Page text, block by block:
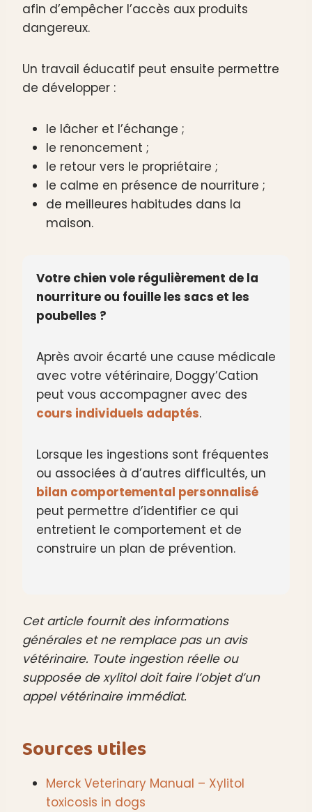
afin d’empêcher l’accès aux produits
dangereux.
Un travail éducatif peut ensuite permettre
de développer :
le lâcher et l’échange ;
le renoncement ;
le retour vers le propriétaire ;
le calme en présence de nourriture ;
de meilleures habitudes dans la
maison.
Votre chien vole régulièrement de la
nourriture ou fouille les sacs et les
poubelles ?
Après avoir écarté une cause médicale
avec votre vétérinaire, Doggy’Cation
peut vous accompagner avec des
cours individuels adaptés.
Lorsque les ingestions sont fréquentes
ou associées à d’autres difficultés, un
bilan comportemental personnalisé
peut permettre d’identifier ce qui
entretient le comportement et de
construire un plan de prévention.
Cet article fournit des informations
générales et ne remplace pas un avis
vétérinaire. Toute ingestion réelle ou
supposée de xylitol doit faire l’objet d’un
appel vétérinaire immédiat.
Sources utiles
Merck Veterinary Manual – Xylitol
toxicosis in dogs